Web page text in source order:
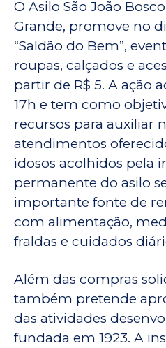
O Asilo São João
Grande, promove no
“Saldão do Bem”,
roupas, calçados e
partir de R$ 5. A ação
17h e tem como
recursos para auxiliar
atendimentos
idosos acolhidos pela
permanente do asilo
importante fonte de
com alimentação,
fraldas e cuidados
Além das compras
também pretende
das atividades
fundada em 1923. A